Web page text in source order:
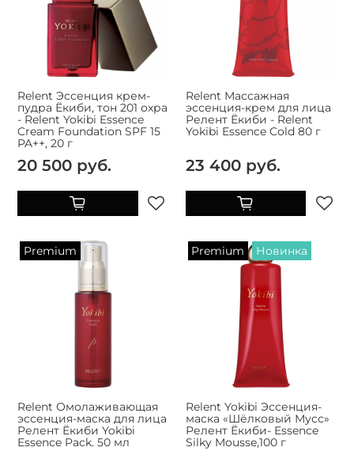
Relent Эссенция крем-
пудра Ёкиби, тон 201 охра
- Relent Yokibi Essence
Cream Foundation SPF 15
PA++, 20 г
20 500 руб.
Relent Массажная
эссенция-крем для лица
Релент Ёкиби - Relent
Yokibi Essence Cold 80 г
23 400 руб.
Premium
Relent Омолаживающая
эссенция-маска для лица
Релент Ёкиби Yokibi
Essence Pack. 50 мл
Premium Новинка
Relent Yokibi Эссенция-
маска «Шёлковый Мусс»
Релент Ёкиби- Essence
Silky Mousse,100 г